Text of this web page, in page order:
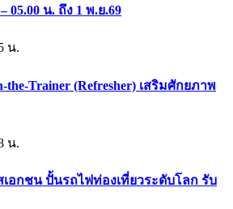
05.00 น. ถึง 1 พ.ย.69
น.
Trainer (Refresher) เสริมศักยภาพ
น.
อกชน ปั้นรถไฟท่องเที่ยวระดับโลก รับ